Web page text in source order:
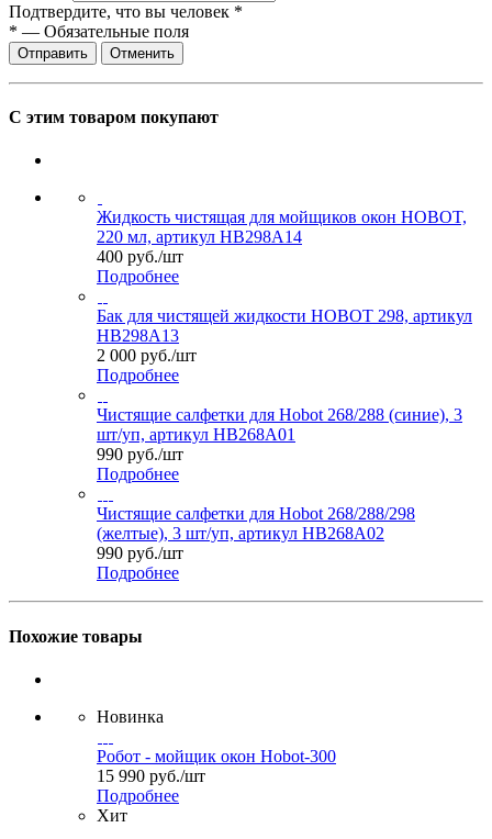
Подтвердите, что вы человек *
* — Обязательные поля
Отправить Отменить
С этим товаром покупают
Жидкость чистящая для мойщиков окон HOBOT,
220 мл, артикул HB298A14
400 руб./шт
Подробнее
Бак для чистящей жидкости HOBOT 298, артикул
HB298A13
2 000 руб./шт
Подробнее
Чистящие салфетки для Hobot 268/288 (синие), 3
шт/уп, артикул HB268A01
990 руб./шт
Подробнее
Чистящие салфетки для Hobot 268/288/298
(желтые), 3 шт/уп, артикул HB268A02
990 руб./шт
Подробнее
Похожие товары
Новинка
Робот - мойщик окон Hobot-300
15 990 руб./шт
Подробнее
Хит